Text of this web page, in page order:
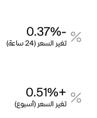
-0.37%
تغير السعر (24 ساعة)
+0.51%
تغير السعر (أسبوع)